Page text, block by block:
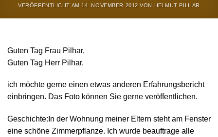
VERÖFFENTLICHT AM 14. NOVEMBER 2012 VON HELMUT PILHAR
Guten Tag Frau Pilhar,
Guten Tag Herr Pilhar,
ich möchte gerne einen etwas anderen Erfahrungsbericht
einbringen. Das Foto können Sie gerne veröffentlichen.
Geschichte:In der Wohnung meiner Eltern steht am Fenster
eine schöne Zimmerpflanze. Ich wurde beauftrage alle